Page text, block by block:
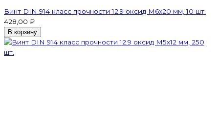
Винт DIN 914 класс прочности 12.9 оксид M6х20 мм, 10 шт.
428,00 ₽
В корзину